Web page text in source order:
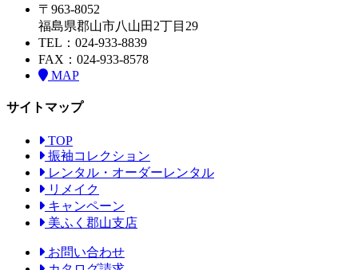
〒963-8052
福島県郡山市八山田2丁目29
TEL：024-933-8839
FAX：024-933-8578
MAP
サイトマップ
TOP
振袖コレクション
レンタル・オーダーレンタル
リメイク
キャンペーン
美ふく郡山支店
お問い合わせ